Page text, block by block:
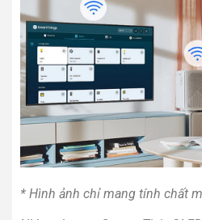
* Hình ảnh chỉ mang tính chất